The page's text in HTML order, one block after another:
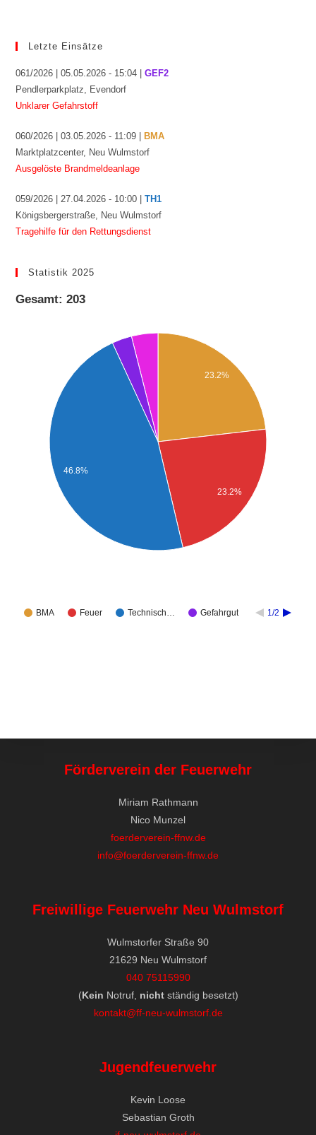
Letzte Einsätze
061/2026 | 05.05.2026 - 15:04 |GEF2
Pendlerparkplatz, Evendorf
Unklarer Gefahrstoff
060/2026 | 03.05.2026 - 11:09 |
BMA
Marktplatzcenter, Neu Wulmstorf
Ausgelöste Brandmeldeanlage
059/2026 | 27.04.2026 - 10:00 |TH1
Königsbergerstraße, Neu Wulmstorf
Tragehilfe für den Rettungsdienst
Statistik 2025
Gesamt: 203
BMA Feuer Technisch… Gefahrgut 1/2
23.2%
23.2%
46.8%
Förderverein der Feuerwehr
Miriam Rathmann
Nico Munzel
foerderverein-ffnw.de
info@foerderverein-ffnw.de
Freiwillige Feuerwehr Neu Wulmstorf
Wulmstorfer Straße 90
21629 Neu Wulmstorf
040 75115990
(Kein Notruf, nicht ständig besetzt)
kontakt@ff-neu-wulmstorf.de
Jugendfeuerwehr
Kevin Loose
Sebastian Groth